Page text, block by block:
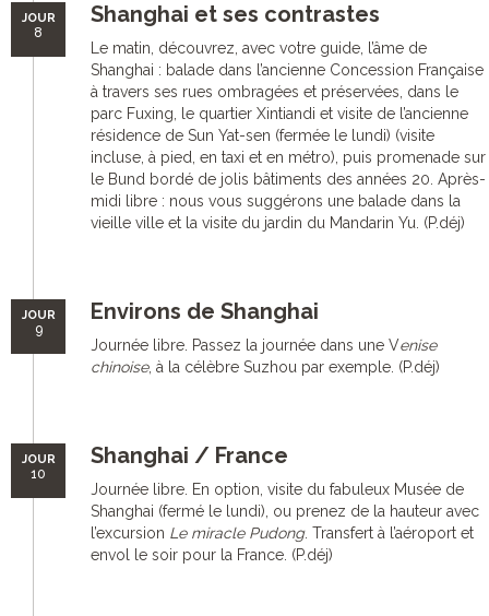
JOUR
8
Shanghai et ses contrastes
Le matin, découvrez, avec votre guide, l’âme de
Shanghai : balade dans l’ancienne Concession Française
à travers ses rues ombragées et préservées, dans le
parc Fuxing, le quartier Xintiandi et visite de l’ancienne
résidence de Sun Yat-sen (fermée le lundi) (visite
incluse, à pied, en taxi et en métro), puis promenade sur
le Bund bordé de jolis bâtiments des années 20. Après-
midi libre : nous vous suggérons une balade dans la
vieille ville et la visite du jardin du Mandarin Yu. (P.déj)
JOUR
9
Environs de Shanghai
Journée libre. Passez la journée dans une Venise
chinoise, à la célèbre Suzhou par exemple. (P.déj)
JOUR
10
Shanghai / France
Journée libre. En option, visite du fabuleux Musée de
Shanghai (fermé le lundi), ou prenez de la hauteur avec
l’excursion Le miracle Pudong. Transfert à l’aéroport et
envol le soir pour la France. (P.déj)